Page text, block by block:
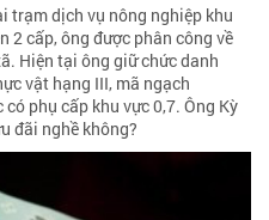
trạm dịch vụ nông nghiệp khu
2 cấp, ông được phân công về
Hiện tại ông giữ chức danh
vật hạng III, mã ngạch
phụ cấp khu vực 0,7. Ông Kỳ
đãi nghề không?